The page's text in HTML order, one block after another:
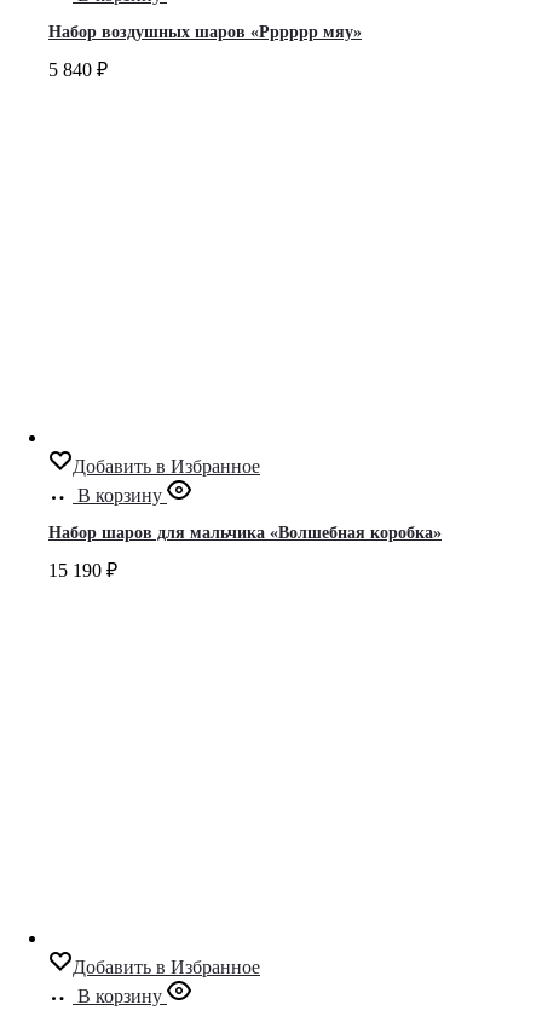
Набор воздушных шаров «Рррррр мяу»
5 840 ₽
Добавить в Избранное
В корзину
Набор шаров для мальчика «Волшебная коробка»
15 190 ₽
Добавить в Избранное
В корзину